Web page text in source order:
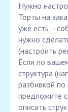
Нужно
Торты на
уже есть: -
нужно
(настроить
Если по
структура
разбивкой
предложите
описать